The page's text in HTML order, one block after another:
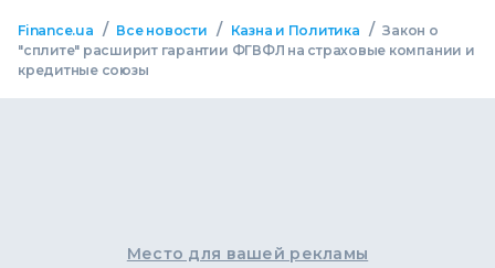
Finance.ua / Все новости / Казна и Политика / Закон о
"сплите" расширит гарантии ФГВФЛ на страховые компании и
кредитные союзы
Место для вашей рекламы